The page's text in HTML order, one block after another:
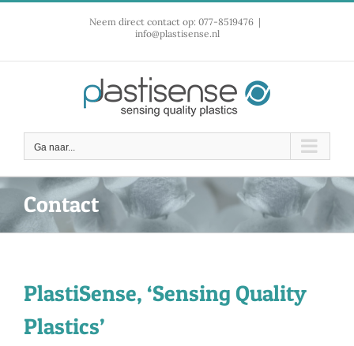
Neem direct contact op: 077-8519476 |
info@plastisense.nl
Ga naar...
Contact
PlastiSense, ‘Sensing Quality
Plastics’